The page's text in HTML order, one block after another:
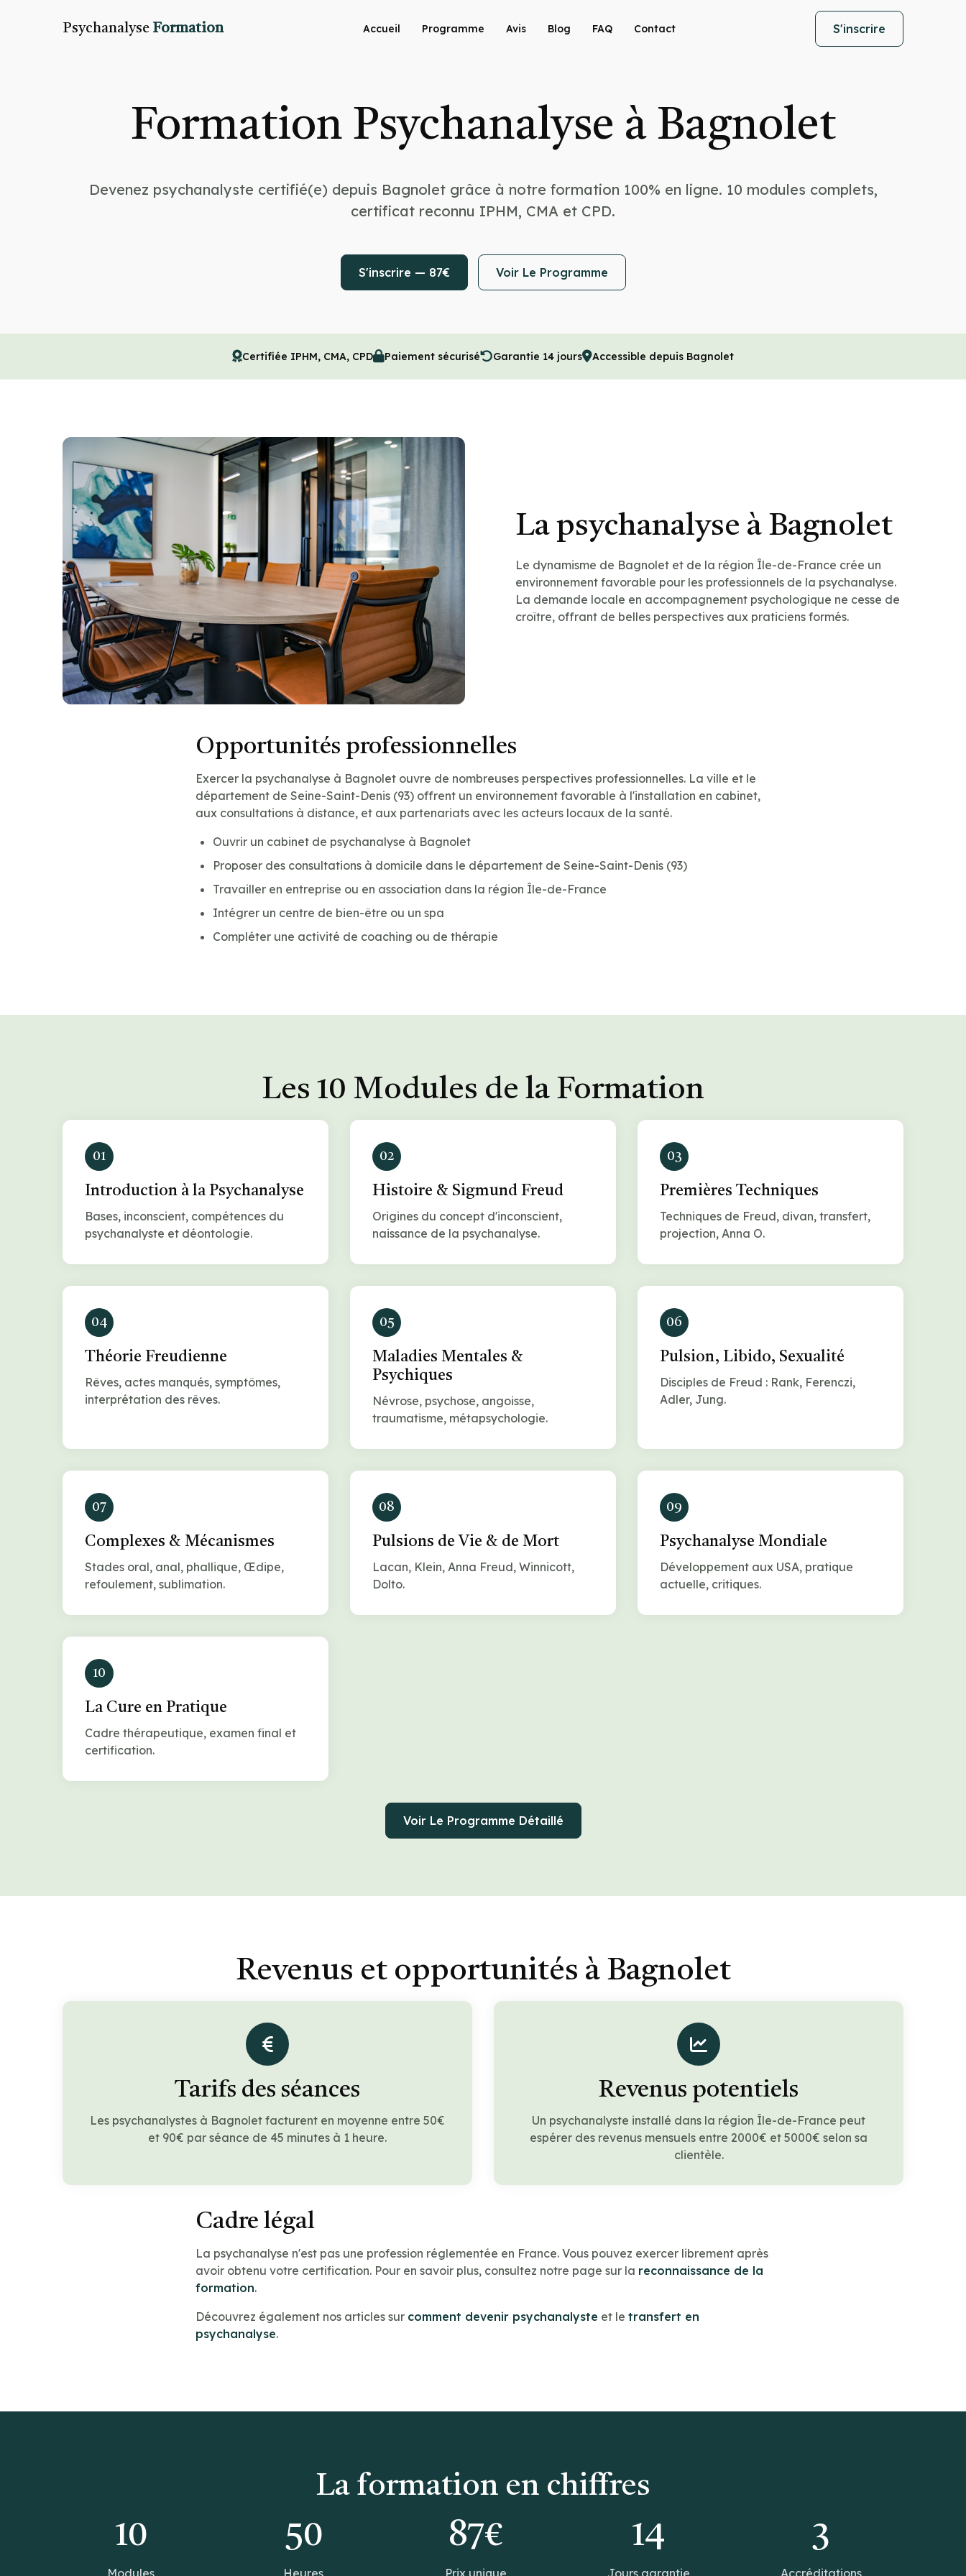
Psychanalyse Formation Accueil Programme Avis Blog FAQ Contact S'inscrire
Formation Psychanalyse à Bagnolet
Devenez psychanalyste certifié(e) depuis Bagnolet grâce à notre formation 100% en ligne. 10 modules complets,
certificat reconnu IPHM, CMA et CPD.
S'inscrire — 87€ Voir Le Programme
Certifiée IPHM, CMA, CPD Paiement sécurisé Garantie 14 jours Accessible depuis Bagnolet
La psychanalyse à Bagnolet
Le dynamisme de Bagnolet et de la région Île-de-France crée un
environnement favorable pour les professionnels de la psychanalyse.
La demande locale en accompagnement psychologique ne cesse de
croître, offrant de belles perspectives aux praticiens formés.
Opportunités professionnelles
Exercer la psychanalyse à Bagnolet ouvre de nombreuses perspectives professionnelles. La ville et le
département de Seine-Saint-Denis (93) offrent un environnement favorable à l'installation en cabinet,
aux consultations à distance, et aux partenariats avec les acteurs locaux de la santé.
Ouvrir un cabinet de psychanalyse à Bagnolet
Proposer des consultations à domicile dans le département de Seine-Saint-Denis (93)
Travailler en entreprise ou en association dans la région Île-de-France
Intégrer un centre de bien-être ou un spa
Compléter une activité de coaching ou de thérapie
Les 10 Modules de la Formation
01
Introduction à la Psychanalyse
Bases, inconscient, compétences du
psychanalyste et déontologie.
02
Histoire & Sigmund Freud
Origines du concept d'inconscient,
naissance de la psychanalyse.
03
Premières Techniques
Techniques de Freud, divan, transfert,
projection, Anna O.
04
Théorie Freudienne
Rêves, actes manqués, symptômes,
interprétation des rêves.
05
Maladies Mentales &
Psychiques
Névrose, psychose, angoisse,
traumatisme, métapsychologie.
06
Pulsion, Libido, Sexualité
Disciples de Freud : Rank, Ferenczi,
Adler, Jung.
07
Complexes & Mécanismes
Stades oral, anal, phallique, Œdipe,
refoulement, sublimation.
08
Pulsions de Vie & de Mort
Lacan, Klein, Anna Freud, Winnicott,
Dolto.
09
Psychanalyse Mondiale
Développement aux USA, pratique
actuelle, critiques.
10
La Cure en Pratique
Cadre thérapeutique, examen final et
certification.
Voir Le Programme Détaillé
Revenus et opportunités à Bagnolet
Tarifs des séances
Les psychanalystes à Bagnolet facturent en moyenne entre 50€
et 90€ par séance de 45 minutes à 1 heure.
Revenus potentiels
Un psychanalyste installé dans la région Île-de-France peut
espérer des revenus mensuels entre 2000€ et 5000€ selon sa
clientèle.
Cadre légal
La psychanalyse n'est pas une profession réglementée en France. Vous pouvez exercer librement après
avoir obtenu votre certification. Pour en savoir plus, consultez notre page sur la reconnaissance de la
formation.
Découvrez également nos articles sur comment devenir psychanalyste et le transfert en
psychanalyse.
La formation en chiffres
10 50 87€ 14 3